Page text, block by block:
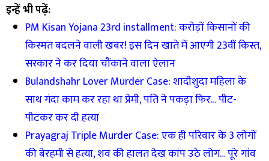
इन्हें भी पढ़ें:
PM Kisan Yojana 23rd installment: करोड़ों किसानों की
किस्मत बदलने वाली खबर! इस दिन खाते में आएगी 23वीं किस्त,
सरकार ने कर दिया चौंकाने वाला ऐलान
Bulandshahr Lover Murder Case: शादीशुदा महिला के
साथ गंदा काम कर रहा था प्रेमी, पति ने पकड़ा फिर… पीट-
पीटकर कर दी हत्या
Prayagraj Triple Murder Case: एक ही परिवार के 3 लोगों
की बेरहमी से हत्या, शव की हालत देख कांप उठे लोग… पूरे गांव